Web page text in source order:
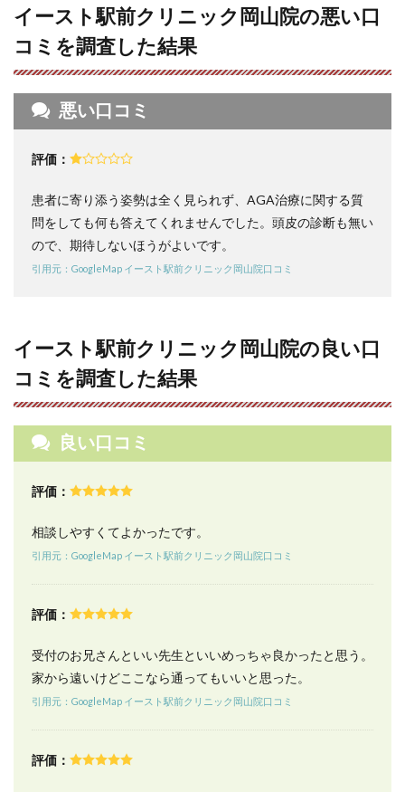
クリ
ニッ
クを
比較
6
岡山
近辺
AGA
ニッ
クの
料金
相場
6.1
金相場
は約
15,139
円
イー
スト
クリ
山院
の料
系
7.1
限
定！
お得
なお
プラ
（初
イースト駅前クリニック岡山院の悪い口
コミを調査した結果
悪い口コミ
評価：
患者に寄り添う姿勢は全く見られず、AGA治療に関する質
問をしても何も答えてくれませんでした。頭皮の診断も無い
ので、期待しないほうがよいです。
引用元：GoogleMap イースト駅前クリニック岡山院口コミ
イースト駅前クリニック岡山院の良い口
コミを調査した結果
良い口コミ
評価：
相談しやすくてよかったです。
引用元：GoogleMap イースト駅前クリニック岡山院口コミ
評価：
受付のお兄さんといい先生といいめっちゃ良かったと思う。
家から遠いけどここなら通ってもいいと思った。
引用元：GoogleMap イースト駅前クリニック岡山院口コミ
評価：